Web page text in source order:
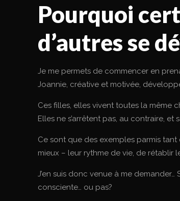
Pourquoi
d’autres se
Je me permets de commencer en
Joannie, créative et motivée,
Ces filles, elles vivent toutes la même
Elles ne s’arrêtent pas, au contraire,
Ce sont que des exemples parmis
mieux – leur rythme de vie, de rétablir
J’en suis donc venue à me
consciente… ou pas?